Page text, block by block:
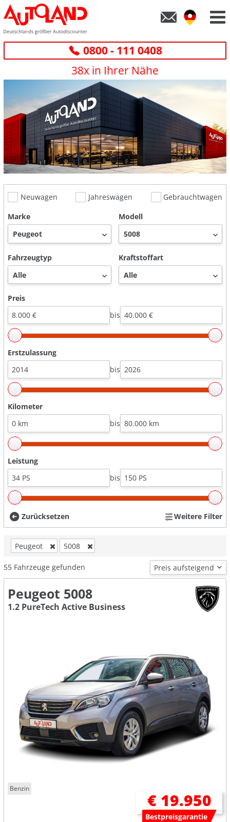
0800 - 111 0408
38x in Ihrer Nähe
Neuwagen Jahreswagen
Gebrauchtwagen
Marke
Modell
Fahrzeugtyp Kraftstoffart
Preis
bis
Erstzulassung
bis
Kilometer
bis
Leistung
bis
Zurücksetzen Weitere Filter
Peugeot 5008
55 Fahrzeuge gefunden
Peugeot 5008
1.2 PureTech Active Business
Benzin
€ 19.950
Bestpreisgarantie